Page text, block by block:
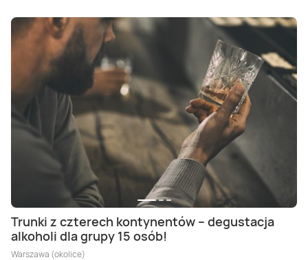
Trunki z czterech kontynentów – degustacja
alkoholi dla grupy 15 osób!
Warszawa (okolice)